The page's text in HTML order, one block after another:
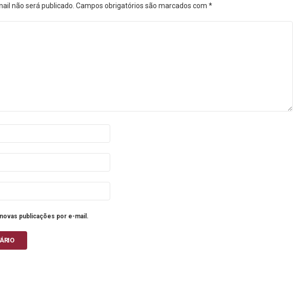
não será publicado. Campos obrigatórios são marcados com *
publicações por e-mail.